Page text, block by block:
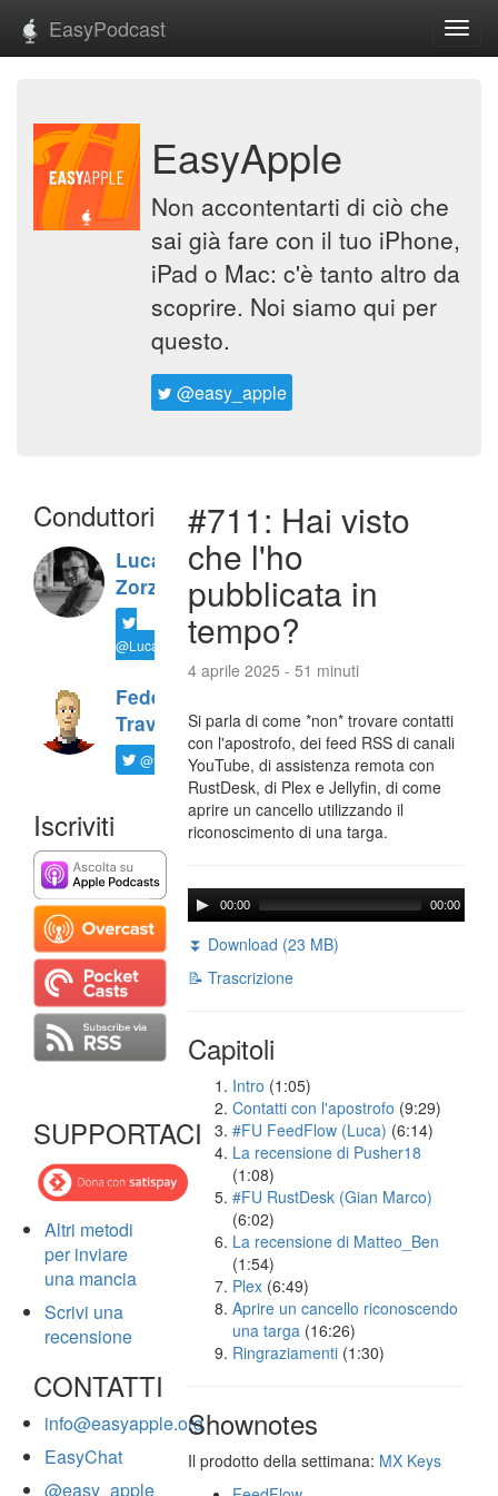
EasyPodcast
EasyApple
Non accontentarti di ciò che
sai già fare con il tuo iPhone,
iPad o Mac: c'è tanto altro da
scoprire. Noi siamo qui per
questo.
@easy_apple
Conduttori
Luca
Zorzi
@LucaTNT
Federico
Travaini
@ftrava
Iscriviti
SUPPORTACI
Altri metodi
per inviare
una mancia
Scrivi una
recensione
CONTATTI
info@easyapple.org
EasyChat
@easy_apple
#711: Hai visto
che l'ho
pubblicata in
tempo?
4 aprile 2025 - 51 minuti
Si parla di come *non* trovare contatti
con l'apostrofo, dei feed RSS di canali
YouTube, di assistenza remota con
RustDesk, di Plex e Jellyfin, di come
aprire un cancello utilizzando il
riconoscimento di una targa.
00:00 00:00
⏬ Download (23 MB)
📝 Trascrizione
Capitoli
Intro (1:05)
Contatti con l'apostrofo (9:29)
#FU FeedFlow (Luca) (6:14)
La recensione di Pusher18
(1:08)
#FU RustDesk (Gian Marco)
(6:02)
La recensione di Matteo_Ben
(1:54)
Plex (6:49)
Aprire un cancello riconoscendo
una targa (16:26)
Ringraziamenti (1:30)
Shownotes
Il prodotto della settimana: MX Keys